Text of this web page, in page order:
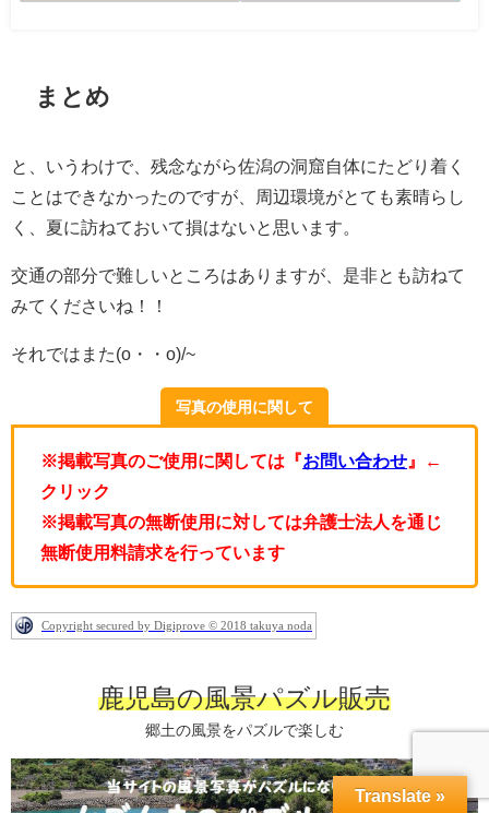
まとめ
と、いうわけで、残念ながら佐潟の洞窟自体にたどり着く
ことはできなかったのですが、周辺環境がとても素晴らし
く、夏に訪ねておいて損はないと思います。
交通の部分で難しいところはありますが、是非とも訪ねて
みてくださいね！！
それではまた(o・・o)/~
写真の使用に関して
※掲載写真のご使用に関しては『お問い合わせ 』←
クリック
※掲載写真の無断使用に対しては弁護士法人を通じ
無断使用料請求を行っています
Copyright secured by Digiprove © 2018 takuya noda
鹿児島の風景パズル販売
郷土の風景をパズルで楽しむ
Translate »